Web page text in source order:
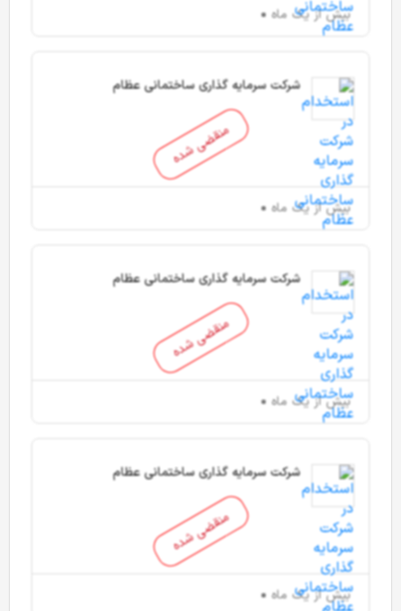
بیش از یک ماه
منقضی شده
شرکت سرمایه گذاری ساختمانی عظام
بیش از یک ماه
منقضی شده
شرکت سرمایه گذاری ساختمانی عظام
بیش از یک ماه
منقضی شده
شرکت سرمایه گذاری ساختمانی عظام
بیش از یک ماه